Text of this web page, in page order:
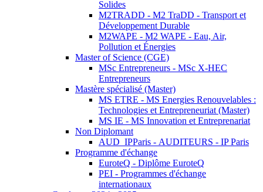
Solides
M2TRADD - M2 TraDD - Transport et
Développement Durable
M2WAPE - M2 WAPE - Eau, Air,
Pollution et Énergies
Master of Science (CGE)
MSc Entrepreneurs - MSc X-HEC
Entrepreneurs
Mastère spécialisé (Master)
MS ETRE - MS Energies Renouvelables :
Technologies et Entrepreneuriat (Master)
MS IE - MS Innovation et Entreprenariat
Non Diplomant
AUD_IPParis - AUDITEURS - IP Paris
Programme d'échange
EuroteQ - Diplôme EuroteQ
PEI - Programmes d'échange
internationaux